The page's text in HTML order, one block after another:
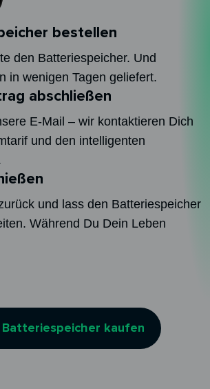
bestellen
den Batteriespeicher. Und
in wenigen Tagen geliefert.
abschließen
E-Mail – wir kontaktieren Dich
und den intelligenten
und lass den Batteriespeicher
Während Du Dein Leben
kaufen